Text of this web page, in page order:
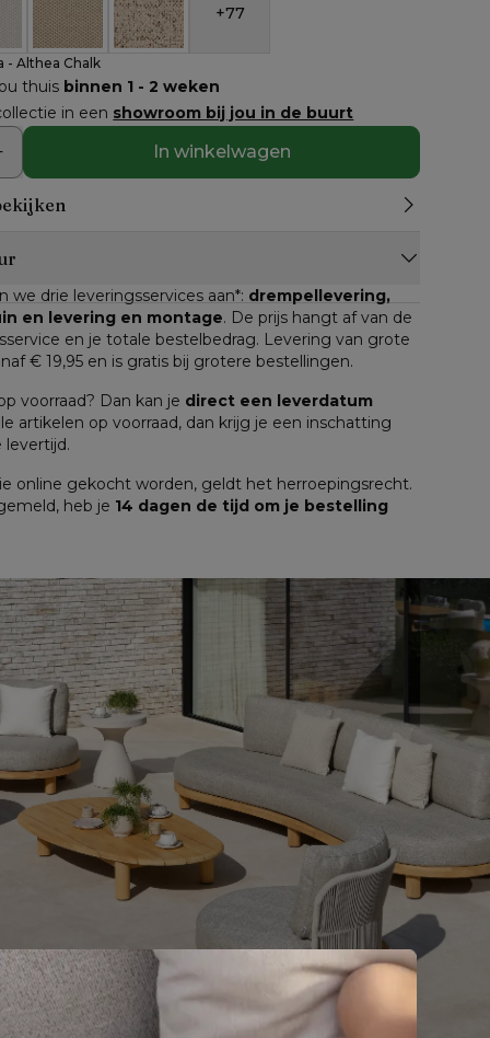
- Althea Chalk
Cosytica - Althea Off White
All Weather Cosytica - Althea Camel
All Weather Cosytica - Bora Jungle
+77
- Althea Chalk
thuis binnen 1 - 2 weken
in een showroom bij jou in de buurt
In winkelwagen
we drie leveringsservices aan*: drempellevering,
en levering en montage. De prijs hangt af van de
en je totale bestelbedrag. Levering van grote
€ 19,95 en is gratis bij grotere bestellingen.
voorraad? Dan kan je direct een leverdatum
artikelen op voorraad, dan krijg je een inschatting
levertijd.
online gekocht worden, geldt het herroepingsrecht.
heb je 14 dagen de tijd om je bestelling